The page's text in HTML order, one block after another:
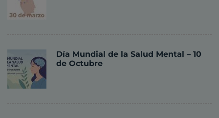
Día Mundial de la Salud Mental – 10
de Octubre